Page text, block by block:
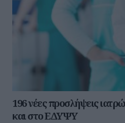
196 νέες προσλήψεις
και στο ΕΔΥΨΥ